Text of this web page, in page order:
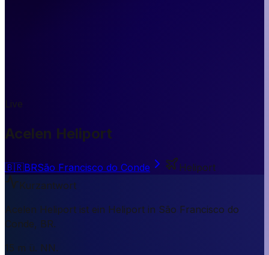
Live
Acelen Heliport
🇧🇷BRSão Francisco do Conde
Heliport
Kurzantwort
Acelen Heliport ist ein Heliport in São Francisco do
Conde, BR.
15 m ü. NN.